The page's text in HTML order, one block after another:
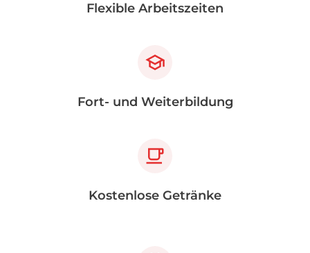
Flexible Arbeitszeiten
Fort- und Weiterbildung
Kostenlose Getränke